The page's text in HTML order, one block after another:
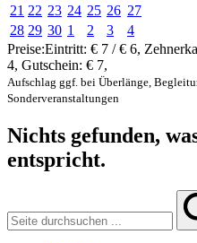
21 22 23 24 25 26 27
28 29 30 1 2 3
4
Preise:Eintritt: € 7 / € 6,
4, Gutschein: € 7,
Aufschlag ggf. bei Überlänge,
Sonderveranstaltungen
Nichts gefunden,
entspricht.